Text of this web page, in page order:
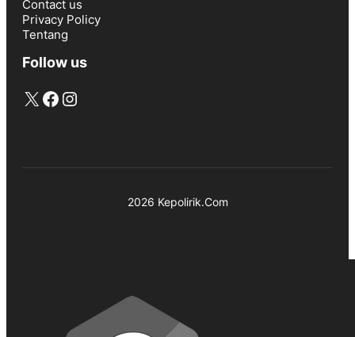
Contact us
Privacy Policy
Tentang
Follow us
X Facebook
Instagram
2026 Kepolirik.Com